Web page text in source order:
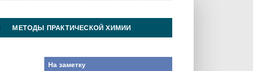
МЕТОДЫ ПРАКТИЧЕСКОЙ ХИМИИ
На заметку